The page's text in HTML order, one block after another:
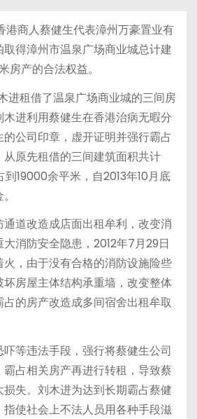
商人蔡健生代表漳州万豪置业有
得漳州市温泉广场商业城总计建
产的合法权益。
进租借了温泉广场商业城的三间房
进利用蔡健生在香港治病无暇分
公司印章，虚开证明并强行霸占
原先租借的三间建筑面积共计
19000余平米，自2013年10月底
道改造成店面出租牟利，改变消
消防安全隐患，2012年7月29日
，由于没有合格的消防设施险些
房屋主体结构承重墙，改变整体
的房产改造成多间宿舍出租牟取
等违法手段，强行将蔡健生公司
占相关房产再进行转租，导致蔡
失。刘木进为达到长期霸占蔡健
使社会上不法人员用各种手段滋